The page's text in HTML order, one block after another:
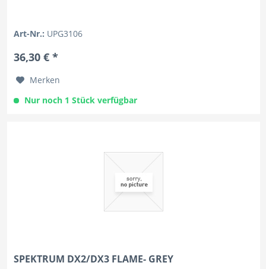
Art-Nr.: UPG3106
36,30 € *
Merken
Nur noch 1 Stück verfügbar
SPEKTRUM DX2/DX3 FLAME- GREY